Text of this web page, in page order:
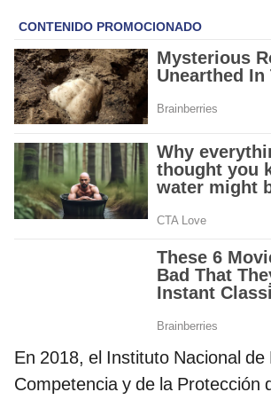
En 2018, el Instituto Nacional de
Competencia y de la Protección